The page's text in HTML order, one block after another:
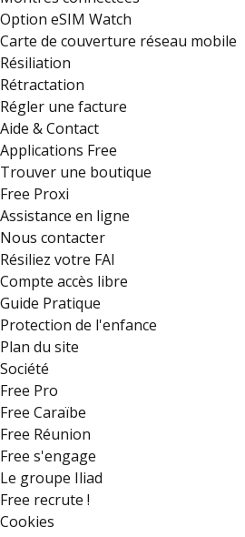
Option eSIM Watch
Carte de couverture réseau mobile
Résiliation
Rétractation
Régler une facture
Aide & Contact
Applications Free
Trouver une boutique
Free Proxi
Assistance en ligne
Nous contacter
Résiliez votre FAI
Compte accès libre
Guide Pratique
Protection de l'enfance
Plan du site
Société
Free Pro
Free Caraïbe
Free Réunion
Free s'engage
Le groupe Iliad
Free recrute !
Cookies